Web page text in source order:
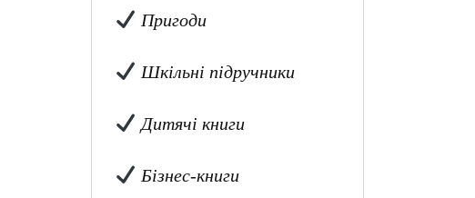
Пригоди
Шкільні підручники
Дитячі книги
Бізнес-книги